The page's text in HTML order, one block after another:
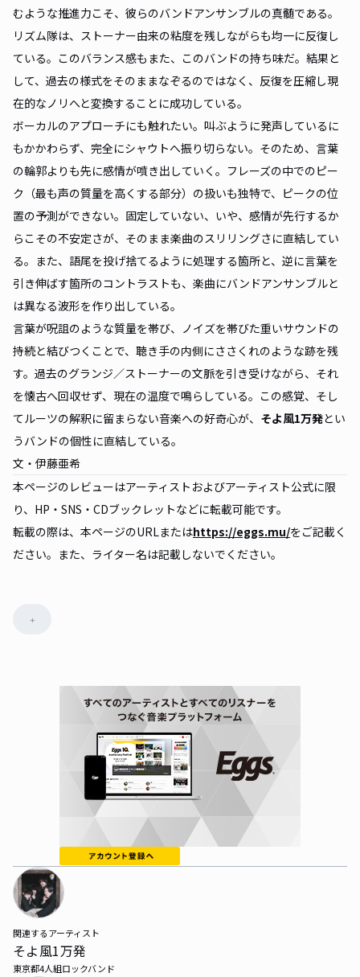
むような推進力こそ、彼らのバンドアンサンブルの真髄である。
リズム隊は、ストーナー由来の粘度を残しながらも均一に反復し
ている。このバランス感もまた、このバンドの持ち味だ。結果と
して、過去の様式をそのままなぞるのではなく、反復を圧縮し現
在的なノリへと変換することに成功している。
ボーカルのアプローチにも触れたい。叫ぶように発声しているに
もかかわらず、完全にシャウトへ振り切らない。そのため、言葉
の輪郭よりも先に感情が噴き出していく。フレーズの中でのピー
ク（最も声の質量を高くする部分）の扱いも独特で、ピークの位
置の予測ができない。固定していない、いや、感情が先行するか
らこその不安定さが、そのまま楽曲のスリリングさに直結してい
る。また、語尾を投げ捨てるように処理する箇所と、逆に言葉を
引き伸ばす箇所のコントラストも、楽曲にバンドアンサンブルと
は異なる波形を作り出している。
言葉が呪詛のような質量を帯び、ノイズを帯びた重いサウンドの
持続と結びつくことで、聴き手の内側にささくれのような跡を残
す。過去のグランジ／ストーナーの文脈を引き受けながら、それ
を懐古へ回収せず、現在の温度で鳴らしている。この感覚、そし
てルーツの解釈に留まらない音楽への好奇心が、 そよ風1万発とい
うバンドの個性に直結している。
文・伊藤亜希
本ページのレビューはアーティストおよびアーティスト公式に限
り、HP・SNS・CDブックレットなどに転載可能です。
転載の際は、本ページのURLまたはhttps://eggs.mu/をご記載く
ださい。また、ライター名は記載しないでください。
+
関連するアーティスト
そよ風1万発
東京都4人組ロックバンド